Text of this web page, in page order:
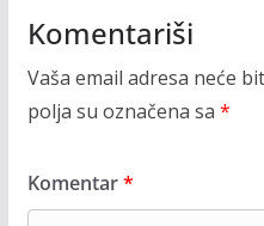
Komentariši
Vaša email adresa neće
polja su označena sa *
Komentar*